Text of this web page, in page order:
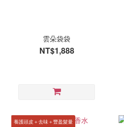
雲朵袋袋
NT$1,888
養護頭皮＋去味＋豐盈髮量